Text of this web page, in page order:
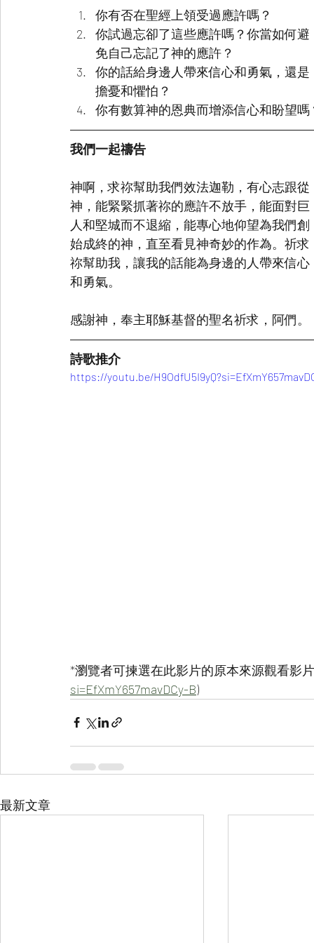
你有否在聖經上領受過應許嗎？
你試過忘卻了這些應許嗎？你當如何避
免自己忘記了神的應許？
你的話給身邊人帶來信心和勇氣，還是
擔憂和懼怕？
你有數算神的恩典而增添信心和盼望嗎
我們一起禱告
神啊，求祢幫助我們效法迦勒，有心志跟從
神，能緊緊抓著祢的應許不放手，能面對巨
人和堅城而不退縮，能專心地仰望為我們創
始成終的神，直至看見神奇妙的作為。祈求
祢幫助我，讓我的話能為身邊的人帶來信心
和勇氣。
感謝神，奉主耶穌基督的聖名祈求，阿們。
詩歌推介
https://youtu.be/
*瀏覽者可揀選在此影片的原本來源觀看影
si=EfXmY657mavDCy-B)
最新文章